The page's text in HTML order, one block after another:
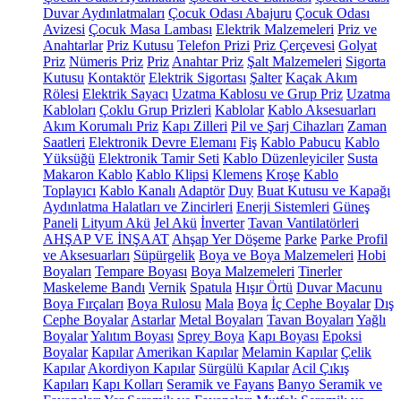
Duvar Aydınlatmaları Çocuk Odası Abajuru Çocuk Odası
Avizesi Çocuk Masa Lambası Elektrik Malzemeleri Priz ve
Anahtarlar Priz Kutusu Telefon Prizi Priz Çerçevesi Golyat
Priz Nümeris Priz Priz Anahtar Priz Şalt Malzemeleri Sigorta
Kutusu Kontaktör Elektrik Sigortası Şalter Kaçak Akım
Rölesi Elektrik Sayacı Uzatma Kablosu ve Grup Priz Uzatma
Kabloları Çoklu Grup Prizleri Kablolar Kablo Aksesuarları
Akım Korumalı Priz Kapı Zilleri Pil ve Şarj Cihazları Zaman
Saatleri Elektronik Devre Elemanı Fiş Kablo Pabucu Kablo
Yüksüğü Elektronik Tamir Seti Kablo Düzenleyiciler Susta
Makaron Kablo Kablo Klipsi Klemens Kroşe Kablo
Toplayıcı Kablo Kanalı Adaptör Duy Buat Kutusu ve Kapağı
Aydınlatma Halatları ve Zincirleri Enerji Sistemleri Güneş
Paneli Lityum Akü Jel Akü İnverter Tavan Vantilatörleri
AHŞAP VE İNŞAAT Ahşap Yer Döşeme Parke Parke Profil
ve Aksesuarları Süpürgelik Boya ve Boya Malzemeleri Hobi
Boyaları Tempare Boyası Boya Malzemeleri Tinerler
Maskeleme Bandı Vernik Spatula Hışır Örtü Duvar Macunu
Boya Fırçaları Boya Rulosu Mala Boya İç Cephe Boyalar Dış
Cephe Boyalar Astarlar Metal Boyaları Tavan Boyaları Yağlı
BoyalarYalıtım Boyası Sprey Boya Kapı Boyası Epoksi
Boyalar Kapılar Amerikan Kapılar Melamin Kapılar Çelik
Kapılar Akordiyon Kapılar Sürgülü Kapılar Acil Çıkış
Kapıları Kapı Kolları Seramik ve Fayans Banyo Seramik ve